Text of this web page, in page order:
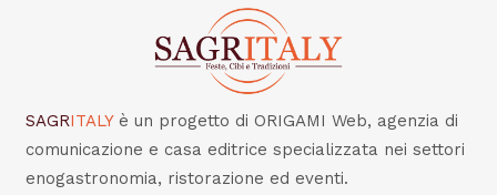
SAGRITALY è un progetto di ORIGAMI Web, agenzia di
comunicazione e casa editrice specializzata nei settori
enogastronomia, ristorazione ed eventi.